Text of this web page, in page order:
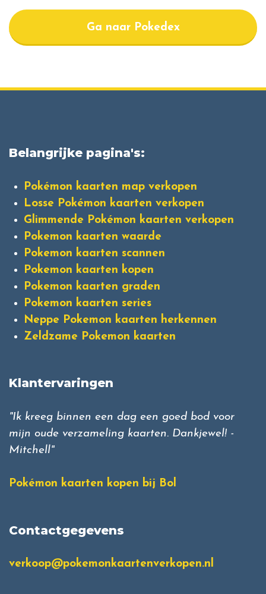
Ga naar Pokedex
Belangrijke pagina's:
Pokémon kaarten map verkopen
Losse Pokémon kaarten verkopen
Glimmende Pokémon kaarten verkopen
Pokemon kaarten waarde
Pokemon kaarten scannen
Pokemon kaarten kopen
Pokemon kaarten graden
Pokemon kaarten series
Neppe Pokemon kaarten herkennen
Zeldzame Pokemon kaarten
Klantervaringen
"Ik kreeg binnen een dag een goed bod voor
mijn oude verzameling kaarten. Dankjewel! -
Mitchell"
Pokémon kaarten kopen bij Bol
Contactgegevens
verkoop@pokemonkaartenverkopen.nl